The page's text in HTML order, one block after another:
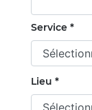
Service *
Lieu *